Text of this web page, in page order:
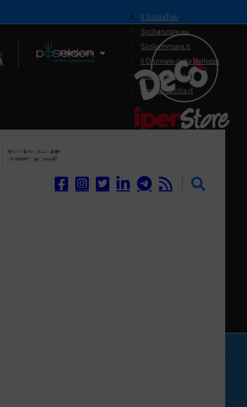
Il Network
il SiciliaTivù
Siciliarurale.eu
Siciliammare.it
Il Giornale della Bellezza
Siciliamedica.it
Sanitainsicilia.it